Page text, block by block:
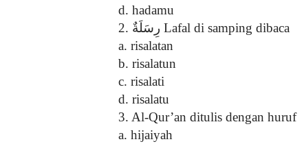
d. hadamu
2. رِسَلَةٌ Lafal di samping dibaca
a. risalatan
b. risalatun
c. risalati
d. risalatu
3. Al-Qur’an ditulis dengan huruf
a. hijaiyah